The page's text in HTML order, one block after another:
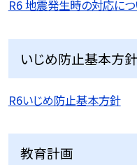
R6 地震発生時の対応につ
いじめ防止基本方針
R6いじめ防止基本方針
教育計画